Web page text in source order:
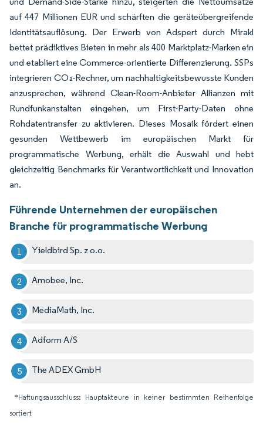
auf 447 Millionen EUR und schärften die geräteübergreifende
Identitätsauflösung. Der Erwerb von Adspert durch Mirakl
bettet prädiktives Bieten in mehr als 400 Marktplatz-Marken ein
und etabliert eine Commerce-orientierte Differenzierung. SSPs
integrieren CO₂-Rechner, um nachhaltigkeitsbewusste Kunden
anzusprechen, während Clean-Room-Anbieter Allianzen mit
Rundfunkanstalten eingehen, um First-Party-Daten ohne
Rohdatentransfer zu aktivieren. Dieses Mosaik fördert einen
gesunden Wettbewerb im europäischen Markt für
programmatische Werbung, erhält die Auswahl und hebt
gleichzeitig Benchmarks für Verantwortlichkeit und Innovation
an.
Führende Unternehmen der europäischen
Branche für programmatische Werbung
Yieldbird Sp. z o.o.
Amobee, Inc.
MediaMath, Inc.
Adform A/S
The ADEX GmbH
*Haftungsausschluss: Hauptakteure in keiner bestimmten Reihenfolge
sortiert